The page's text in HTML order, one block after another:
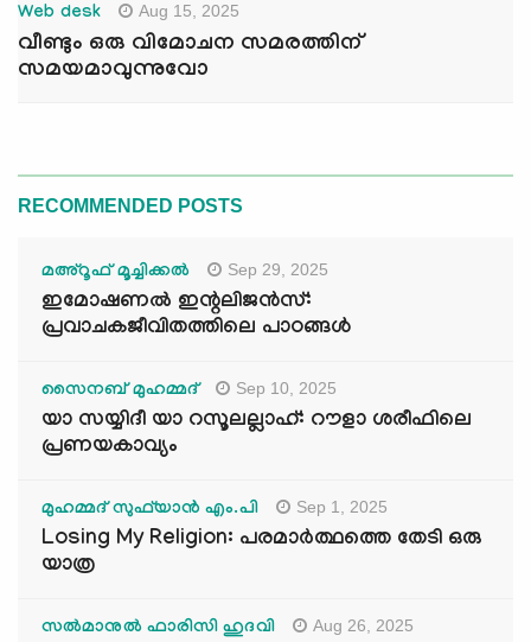
Web desk Aug 15, 2025
വീണ്ടും ഒരു വിമോചന സമരത്തിന്
സമയമാവുന്നുവോ
RECOMMENDED POSTS
മഅ്റൂഫ് മൂച്ചിക്കല്‍ Sep 29, 2025
ഇമോഷണൽ ഇന്റലിജൻസ്:
പ്രവാചകജീവിതത്തിലെ പാഠങ്ങൾ
സൈനബ് മുഹമ്മദ് Sep 10, 2025
യാ സയ്യിദീ യാ റസൂലല്ലാഹ്: റൗളാ ശരീഫിലെ
പ്രണയകാവ്യം
മുഹമ്മദ് സുഫ്‌യാൻ എം.പി Sep 1, 2025
Losing My Religion: പരമാർത്ഥത്തെ തേടി ഒരു
യാത്ര
സൽമാനുൽ ഫാരിസി ഹുദവി Aug 26, 2025